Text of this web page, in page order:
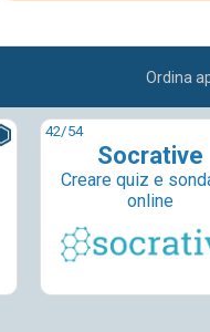
Ordina
42/54
Socrative
Creare quiz e
online